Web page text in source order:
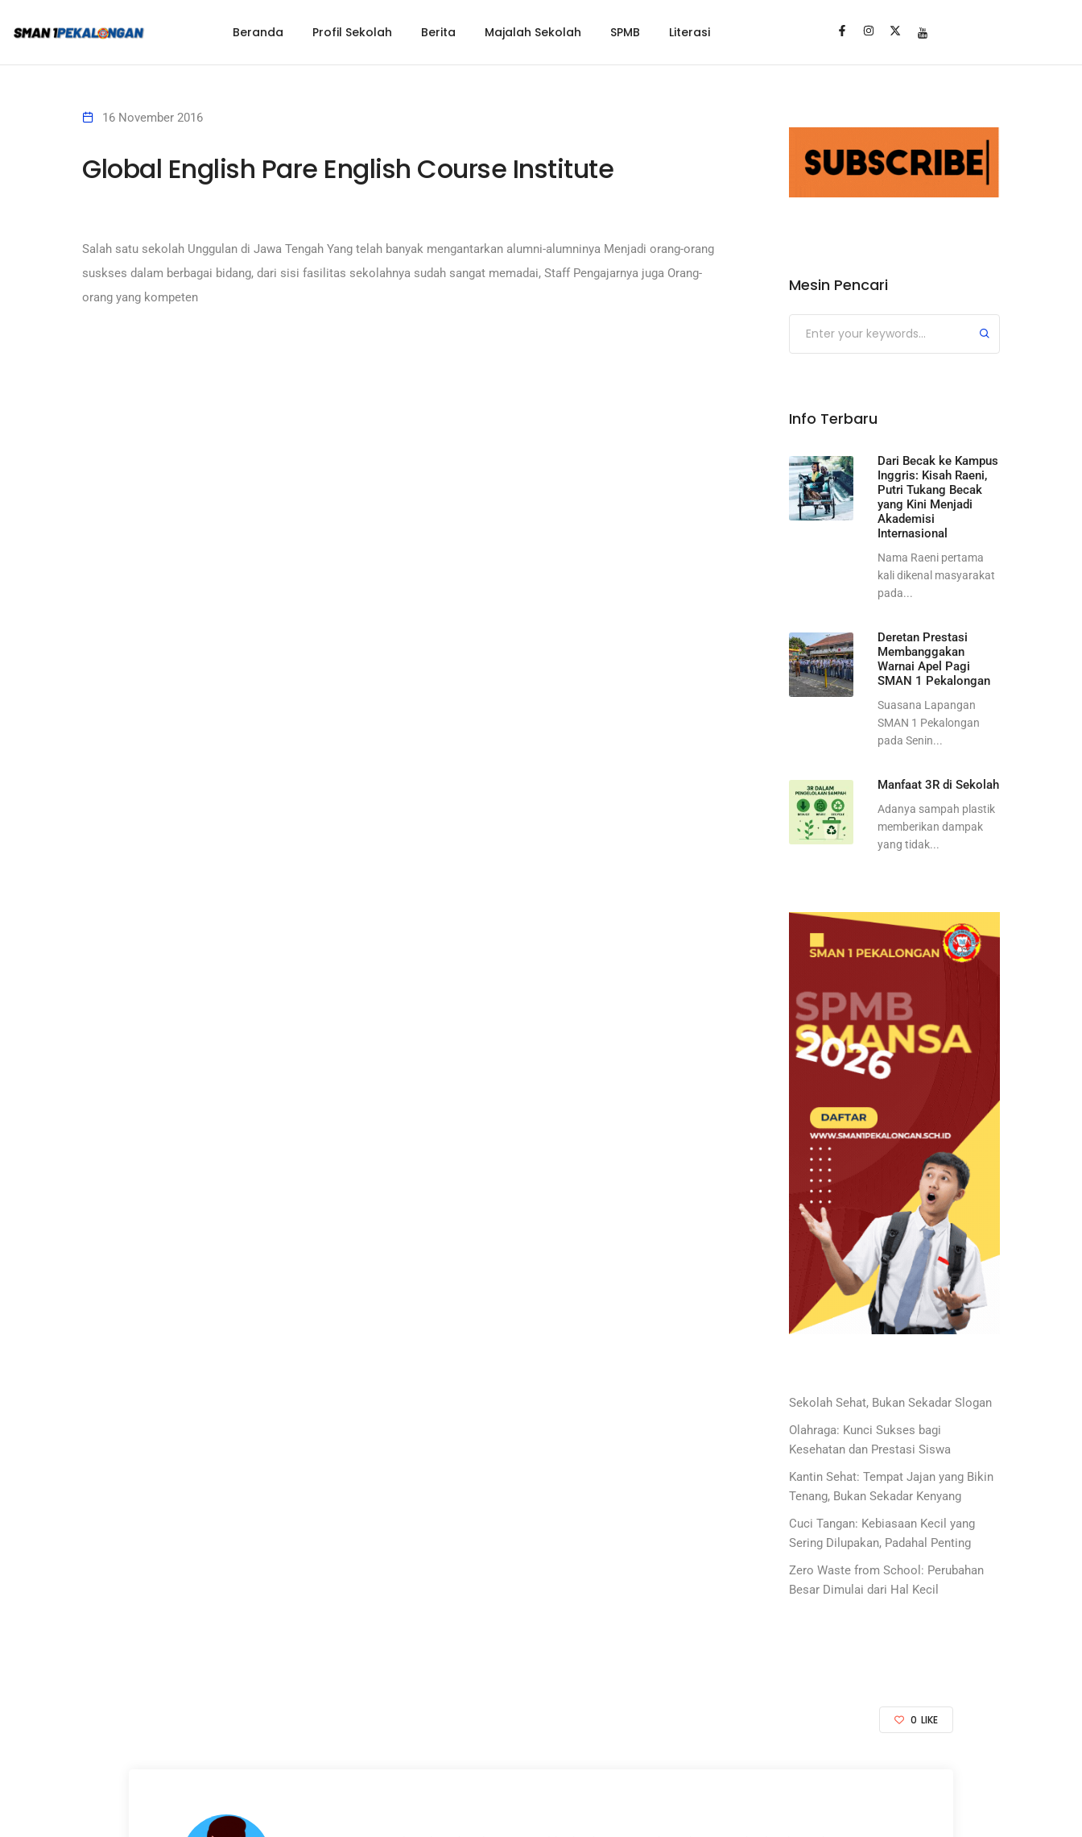
Beranda Profil Sekolah Berita Majalah Sekolah SPMB Literasi
16 November 2016
Global English Pare English Course Institute
Salah satu sekolah Unggulan di Jawa Tengah Yang telah banyak mengantarkan alumni-alumninya Menjadi orang-orang
suskses dalam berbagai bidang, dari sisi fasilitas sekolahnya sudah sangat memadai, Staff Pengajarnya juga Orang-
orang yang kompeten
Mesin Pencari
Submit
Info Terbaru
Dari Becak ke Kampus
Inggris: Kisah Raeni,
Putri Tukang Becak
yang Kini Menjadi
Akademisi
Internasional
Nama Raeni pertama
kali dikenal masyarakat
pada...
Deretan Prestasi
Membanggakan
Warnai Apel Pagi
SMAN 1 Pekalongan
Suasana Lapangan
SMAN 1 Pekalongan
pada Senin...
Manfaat 3R di Sekolah
Adanya sampah plastik
memberikan dampak
yang tidak...
Sekolah Sehat, Bukan Sekadar Slogan
Olahraga: Kunci Sukses bagi
Kesehatan dan Prestasi Siswa
Kantin Sehat: Tempat Jajan yang Bikin
Tenang, Bukan Sekadar Kenyang
Cuci Tangan: Kebiasaan Kecil yang
Sering Dilupakan, Padahal Penting
Zero Waste from School: Perubahan
Besar Dimulai dari Hal Kecil
0 LIKE